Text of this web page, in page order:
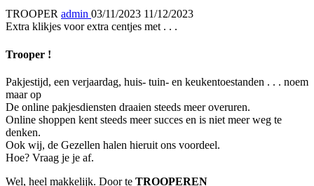
TROOPER admin 03/11/2023 11/12/2023
Extra klikjes voor extra centjes met . . .
Trooper !
Pakjestijd, een verjaardag, huis- tuin- en keukentoestanden . . . noem
maar op
De online pakjesdiensten draaien steeds meer overuren.
Online shoppen kent steeds meer succes en is niet meer weg te
denken.
Ook wij, de Gezellen halen hieruit ons voordeel.
Hoe? Vraag je je af.
Wel, heel makkelijk. Door te TROOPEREN